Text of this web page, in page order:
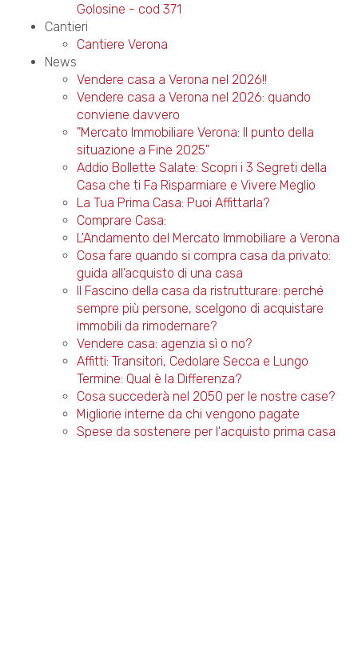
Golosine - cod 371
Cantieri
Cantiere Verona
News
Vendere casa a Verona nel 2026!!
Vendere casa a Verona nel 2026: quando
conviene davvero
"Mercato Immobiliare Verona: Il punto della
situazione a Fine 2025"
Addio Bollette Salate: Scopri i 3 Segreti della
Casa che ti Fa Risparmiare e Vivere Meglio
La Tua Prima Casa: Puoi Affittarla?
Comprare Casa:
L'Andamento del Mercato Immobiliare a Verona
Cosa fare quando si compra casa da privato:
guida all’acquisto di una casa
Il Fascino della casa da ristrutturare: perché
sempre più persone, scelgono di acquistare
immobili da rimodernare?
Vendere casa: agenzia sì o no?
Affitti: Transitori, Cedolare Secca e Lungo
Termine: Qual è la Differenza?
Cosa succederà nel 2050 per le nostre case?
Migliorie interne da chi vengono pagate
Spese da sostenere per l'acquisto prima casa